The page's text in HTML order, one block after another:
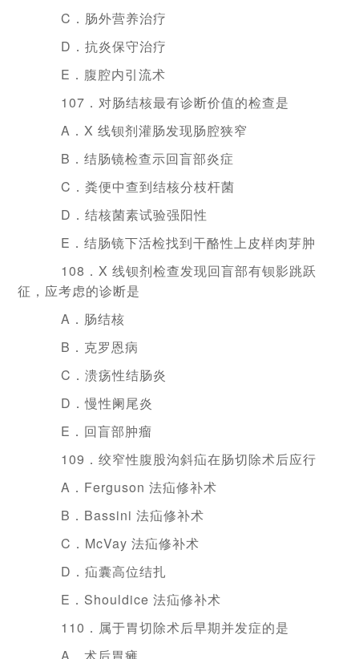
C．肠外营养治疗
D．抗炎保守治疗
E．腹腔内引流术
107．对肠结核最有诊断价值的检查是
A．X 线钡剂灌肠发现肠腔狭窄
B．结肠镜检查示回盲部炎症
C．粪便中查到结核分枝杆菌
D．结核菌素试验强阳性
E．结肠镜下活检找到干酪性上皮样肉芽肿
108．X 线钡剂检查发现回盲部有钡影跳跃
征，应考虑的诊断是
A．肠结核
B．克罗恩病
C．溃疡性结肠炎
D．慢性阑尾炎
E．回盲部肿瘤
109．绞窄性腹股沟斜疝在肠切除术后应行
A．Ferguson 法疝修补术
B．Bassini 法疝修补术
C．McVay 法疝修补术
D．疝囊高位结扎
E．Shouldice 法疝修补术
110．属于胃切除术后早期并发症的是